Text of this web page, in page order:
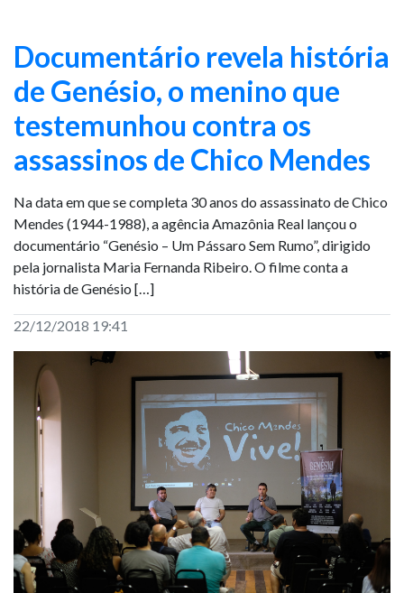
Documentário revela história
de Genésio, o menino que
testemunhou contra os
assassinos de Chico Mendes
Na data em que se completa 30 anos do assassinato de Chico
Mendes (1944-1988), a agência Amazônia Real lançou o
documentário “Genésio – Um Pássaro Sem Rumo”, dirigido
pela jornalista Maria Fernanda Ribeiro. O filme conta a
história de Genésio […]
22/12/2018 19:41